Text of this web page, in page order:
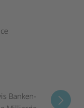
Banken-